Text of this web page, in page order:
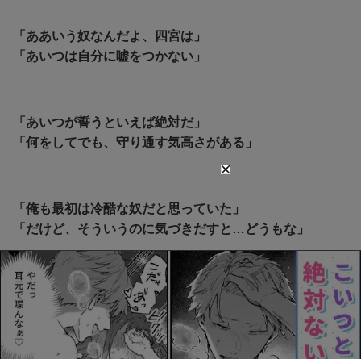
「ああいう奴なんだよ、四宮は」
「あいつは自分に嘘をつかない」
「あいつが誓うといえば絶対だ」
「何をしてでも、守り通す気高さがある」
「俺も最初は冷酷な奴だと思っていた」
「だけど、そういうのに気づきだすと…どうもな」